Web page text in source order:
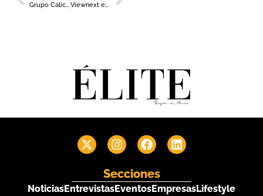
Grupo Caliche se incorpora a Agrupal Viewnext estrena las primeras oficinas de su Centro de Innovación en Murcia
Secciones
NoticiasEntrevistasEventosEmpresasLifestyle